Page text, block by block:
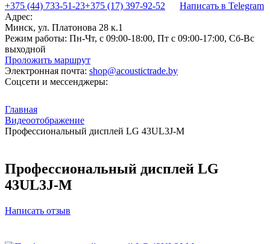
+375 (44) 733-51-23+375 (17) 397-92-52
Написать в Telegram
Адрес:
Минск, ул. Платонова 28 к.1
Режим работы: Пн-Чт, с 09:00-18:00, Пт с 09:00-17:00, Сб-Вс
выходной
Проложить маршрут
Электронная почта: shop@acoustictrade.by
Соцсети и мессенджеры:
Главная
Видеоотображение
Профессиональный дисплей LG 43UL3J-M
Профессиональный дисплей LG
43UL3J-M
Написать отзыв